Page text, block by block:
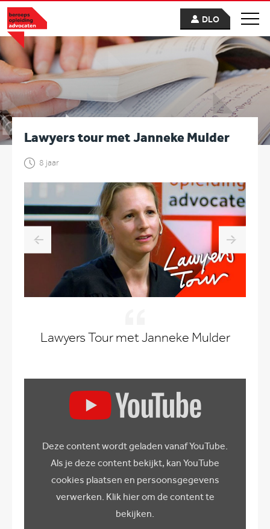
DLO
Lawyers tour met Janneke Mulder
8 jaar
Lawyers Tour met Janneke Mulder
Deze content wordt geladen vanaf YouTube.
Als je deze content bekijkt, kan YouTube
cookies plaatsen en persoonsgegevens
verwerken. Klik hier om de content te
bekijken.